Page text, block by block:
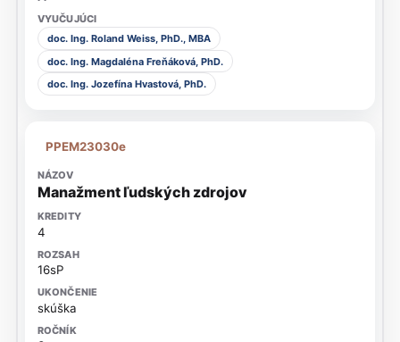
doc. Ing. Roland Weiss, PhD., MBA
doc. Ing. Magdaléna Freňáková, PhD.
doc. Ing. Jozefína Hvastová, PhD.
PPEM23030e
Manažment ľudských zdrojov
4
16sP
skúška